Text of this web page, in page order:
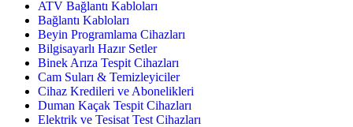
ATV Bağlantı Kabloları
Bağlantı Kabloları
Beyin Programlama Cihazları
Bilgisayarlı Hazır Setler
Binek Arıza Tespit Cihazları
Cam Suları & Temizleyiciler
Cihaz Kredileri ve Abonelikleri
Duman Kaçak Tespit Cihazları
Elektrik ve Tesisat Test Cihazları